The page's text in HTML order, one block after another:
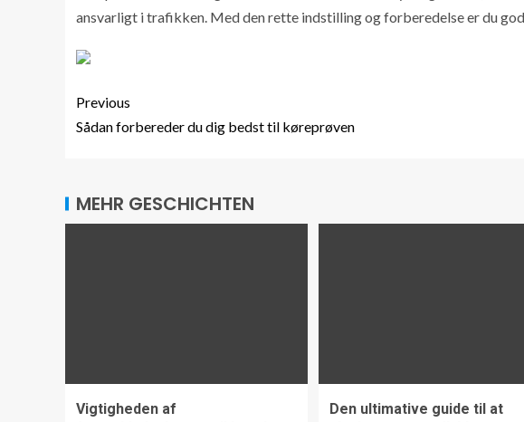
ansvarligt i trafikken. Med den rette indstilling og forberedelse er du
Previous
Sådan forbereder du dig bedst til køreprøven
MEHR GESCHICHTEN
Vigtigheden af
Den ultimative guide til at